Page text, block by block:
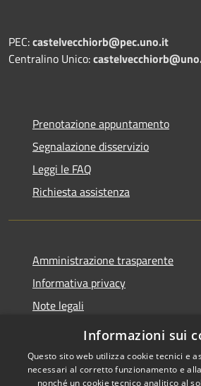
PEC:castelvecchiorb@pec.uno.it
Centralino Unico:
Prenotazione appuntamento
Segnalazione disservizio
Leggi le FAQ
Richiesta assistenza
Amministrazione trasparente
Informativa privacy
Note legali
Dichiarazione di accessibilità
Informazioni sui
Questo sito web utilizza cookie tecnici e
necessari al corretto funzionamento e
nonché un cookie tecnico analitico al